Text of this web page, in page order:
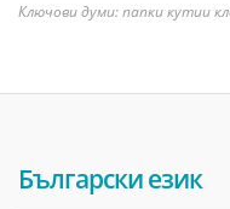
Ключови думи: папки кутии
Български език